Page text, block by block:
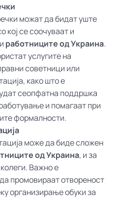
можат да бидат уште
кој се соочуваат и
работниците од Украина.
услугите на
советници или
како што е
сеопфатна поддршка
и помагаат при
формалности.
може да биде сложен
од Украина, и за
Важно е
промовираат отвореност
организирање обуки за